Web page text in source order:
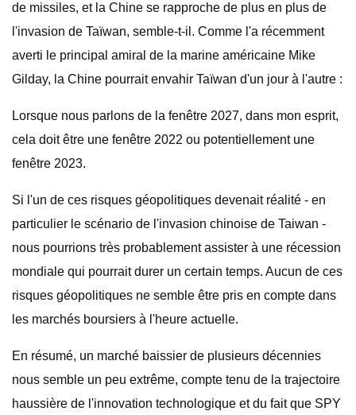
de missiles, et la Chine se rapproche de plus en plus de
l'invasion de Taïwan, semble-t-il. Comme l'a récemment
averti le principal amiral de la marine américaine Mike
Gilday, la Chine pourrait envahir Taïwan d'un jour à l'autre :
Lorsque nous parlons de la fenêtre 2027, dans mon esprit,
cela doit être une fenêtre 2022 ou potentiellement une
fenêtre 2023.
Si l'un de ces risques géopolitiques devenait réalité - en
particulier le scénario de l'invasion chinoise de Taiwan -
nous pourrions très probablement assister à une récession
mondiale qui pourrait durer un certain temps. Aucun de ces
risques géopolitiques ne semble être pris en compte dans
les marchés boursiers à l'heure actuelle.
En résumé, un marché baissier de plusieurs décennies
nous semble un peu extrême, compte tenu de la trajectoire
haussière de l'innovation technologique et du fait que SPY